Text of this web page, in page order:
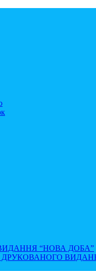
“НОВА ДОБА”
ДРУКОВАНОГО